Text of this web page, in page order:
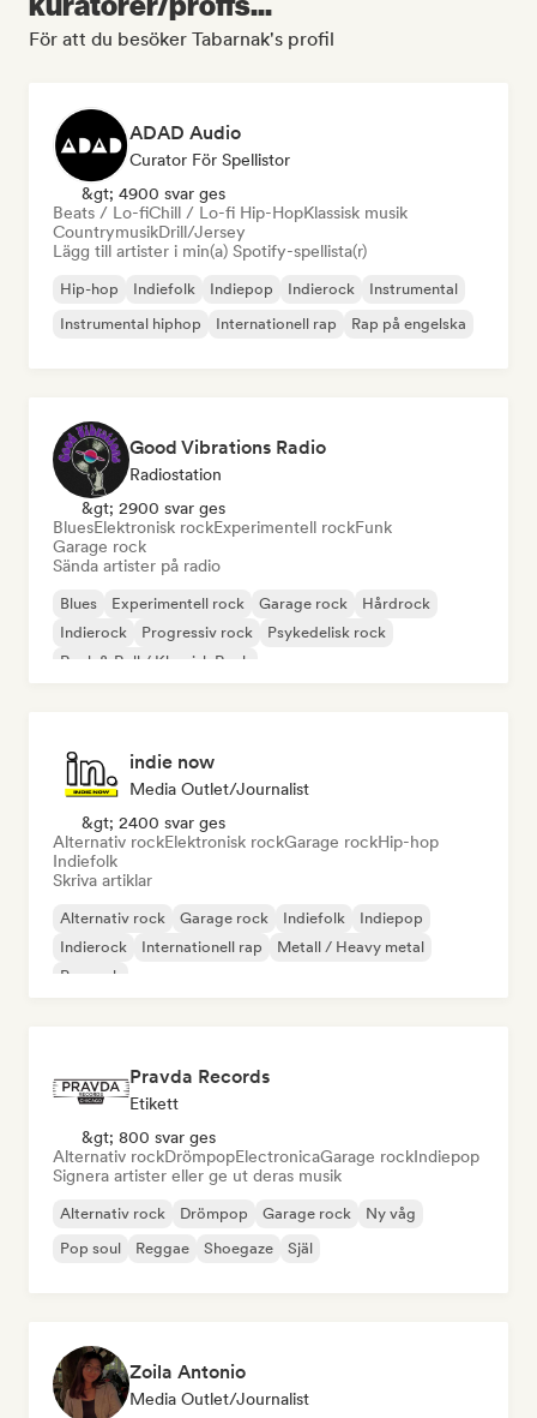
För att du besöker Tabarnak's profil
ADAD Audio
Curator För Spellistor
&gt; 4900 svar ges
Beats / Lo-fiChill / Lo-fi Hip-HopKlassisk musik
CountrymusikDrill/Jersey
Lägg till artister i min(a) Spotify-spellista(r)
Hip-hop Indiefolk Indiepop Indierock
Instrumental
Instrumental hiphop
Internationell rap Rap på engelska
Good Vibrations Radio
Radiostation
&gt; 2900 svar ges
BluesElektronisk rockExperimentell rockFunk
Garage rock
Sända artister på radio
Blues Experimentell rock Garage rock
Hårdrock
Indierock
Progressiv rock
Psykedelisk rock
Rock & Roll / Klassisk Rock
indie now
Media Outlet/Journalist
&gt; 2400 svar ges
Alternativ rockElektronisk rockGarage rockHip-hop
Indiefolk
Skriva artiklar
Alternativ rock Garage rock Indiefolk
Indiepop
Indierock
Internationell rap
Metall / Heavy metal
Poprock
Pravda Records
Etikett
&gt; 800 svar ges
Alternativ rockDrömpopElectronicaGarage rockIndiepop
Signera artister eller ge ut deras musik
Alternativ rock Drömpop Garage rock
Ny våg
Pop soul
Reggae Shoegaze Själ
Zoila Antonio
Media Outlet/Journalist